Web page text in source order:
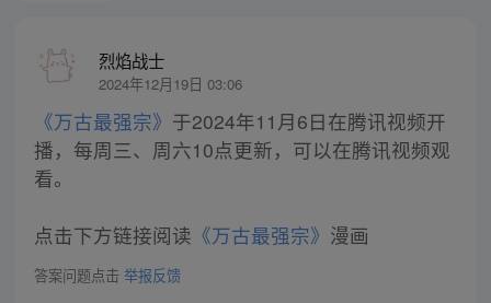
烈焰战士
2024年12月19日 03:06
《万古最强宗》 于2024年11月6日在腾讯视频开
播，每周三、周六10点更新，可以在腾讯视频观
看。
点击下方链接阅读 《万古最强宗》 漫画
答案问题点击 举报反馈